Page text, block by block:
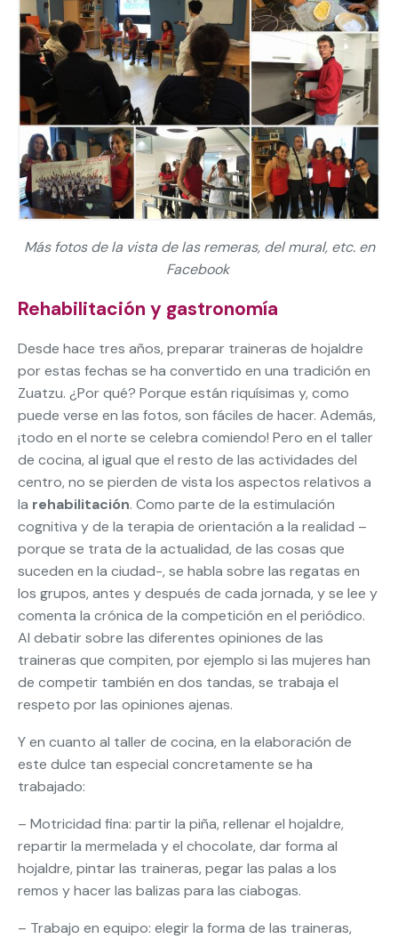
Más fotos de la vista de las remeras, del mural, etc. en
Facebook
Rehabilitación y gastronomía
Desde hace tres años, preparar traineras de hojaldre
por estas fechas se ha convertido en una tradición en
Zuatzu. ¿Por qué? Porque están riquísimas y, como
puede verse en las fotos, son fáciles de hacer. Además,
¡todo en el norte se celebra comiendo! Pero en el taller
de cocina, al igual que el resto de las actividades del
centro, no se pierden de vista los aspectos relativos a
la rehabilitación. Como parte de la estimulación
cognitiva y de la terapia de orientación a la realidad –
porque se trata de la actualidad, de las cosas que
suceden en la ciudad-, se habla sobre las regatas en
los grupos, antes y después de cada jornada, y se lee y
comenta la crónica de la competición en el periódico.
Al debatir sobre las diferentes opiniones de las
traineras que compiten, por ejemplo si las mujeres han
de competir también en dos tandas, se trabaja el
respeto por las opiniones ajenas.
Y en cuanto al taller de cocina, en la elaboración de
este dulce tan especial concretamente se ha
trabajado:
– Motricidad fina: partir la piña, rellenar el hojaldre,
repartir la mermelada y el chocolate, dar forma al
hojaldre, pintar las traineras, pegar las palas a los
remos y hacer las balizas para las ciabogas.
– Trabajo en equipo: elegir la forma de las traineras,